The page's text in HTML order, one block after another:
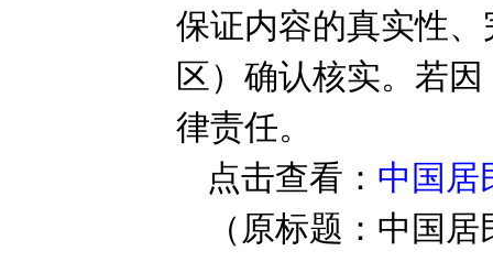
保证内容的真实性
区）确认核实。若
律责任。
点击查看： 中国居
（原标题：中国